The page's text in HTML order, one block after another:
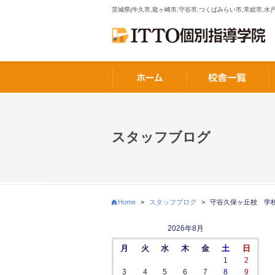
茨城県(牛久市,龍ヶ崎市,守谷市,つくばみらい市,常総市,水
スタッフブログ
Home > スタッフブログ > 守谷久保ヶ丘校 学
2026年8月
月 火 水 木 金 土 日
1
2
3
4 5 6 7 8 9